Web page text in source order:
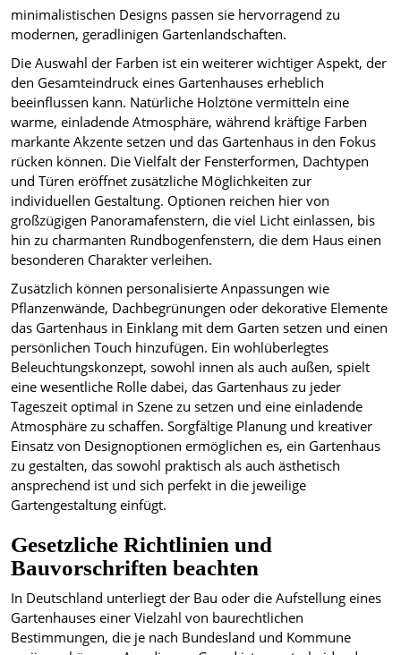
minimalistischen Designs passen sie hervorragend zu
modernen, geradlinigen Gartenlandschaften.
Die Auswahl der Farben ist ein weiterer wichtiger Aspekt, der
den Gesamteindruck eines Gartenhauses erheblich
beeinflussen kann. Natürliche Holztöne vermitteln eine
warme, einladende Atmosphäre, während kräftige Farben
markante Akzente setzen und das Gartenhaus in den Fokus
rücken können. Die Vielfalt der Fensterformen, Dachtypen
und Türen eröffnet zusätzliche Möglichkeiten zur
individuellen Gestaltung. Optionen reichen hier von
großzügigen Panoramafenstern, die viel Licht einlassen, bis
hin zu charmanten Rundbogenfenstern, die dem Haus einen
besonderen Charakter verleihen.
Zusätzlich können personalisierte Anpassungen wie
Pflanzenwände, Dachbegrünungen oder dekorative Elemente
das Gartenhaus in Einklang mit dem Garten setzen und einen
persönlichen Touch hinzufügen. Ein wohlüberlegtes
Beleuchtungskonzept, sowohl innen als auch außen, spielt
eine wesentliche Rolle dabei, das Gartenhaus zu jeder
Tageszeit optimal in Szene zu setzen und eine einladende
Atmosphäre zu schaffen. Sorgfältige Planung und kreativer
Einsatz von Designoptionen ermöglichen es, ein Gartenhaus
zu gestalten, das sowohl praktisch als auch ästhetisch
ansprechend ist und sich perfekt in die jeweilige
Gartengestaltung einfügt.
Gesetzliche Richtlinien und
Bauvorschriften beachten
In Deutschland unterliegt der Bau oder die Aufstellung eines
Gartenhauses einer Vielzahl von baurechtlichen
Bestimmungen, die je nach Bundesland und Kommune